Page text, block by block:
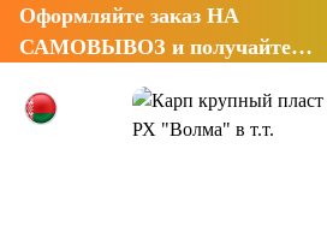
Оформляйте заказ НА
САМОВЫВОЗ и получайте